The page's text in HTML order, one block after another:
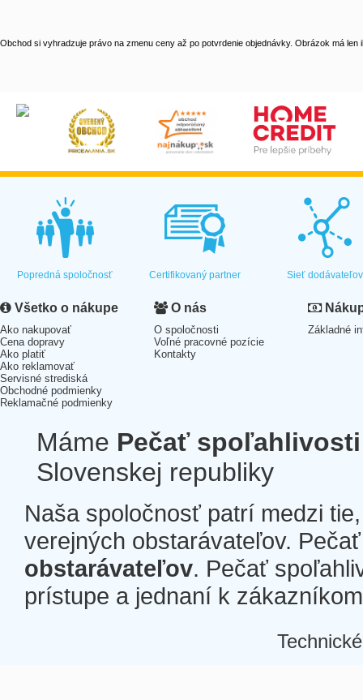
Obchod si vyhradzuje právo na zmenu ceny až po potvrdenie objednávky. Obrázok má len
Popredná spoločnosť Certifikovaný partner Sieť dodávateľov
Všetko o nákupe
Ako nakupovať
Cena dopravy
Ako platiť
Ako reklamovať
Servisné strediská
Obchodné podmienky
Reklamačné podmienky
O nás
O spoločnosti
Voľné pracovné pozície
Kontakty
Základné
Máme Pečať spoľahlivosti
Slovenskej republiky
Naša spoločnosť patrí medzi
verejných obstarávateľov.
obstarávateľov. Pečať
prístupe a jednaní k